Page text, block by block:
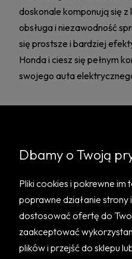
doskonale komponują się
obsługa i niezawodność
się prostsze i bardziej
Honda i ciesz się pełnym
swojego auta
O
Dbamy o Twoją
Pliki cookies i pokrewne
poprawne działanie strony
dostosować ofertę do
zaakceptować
plików i przejść do sklepu